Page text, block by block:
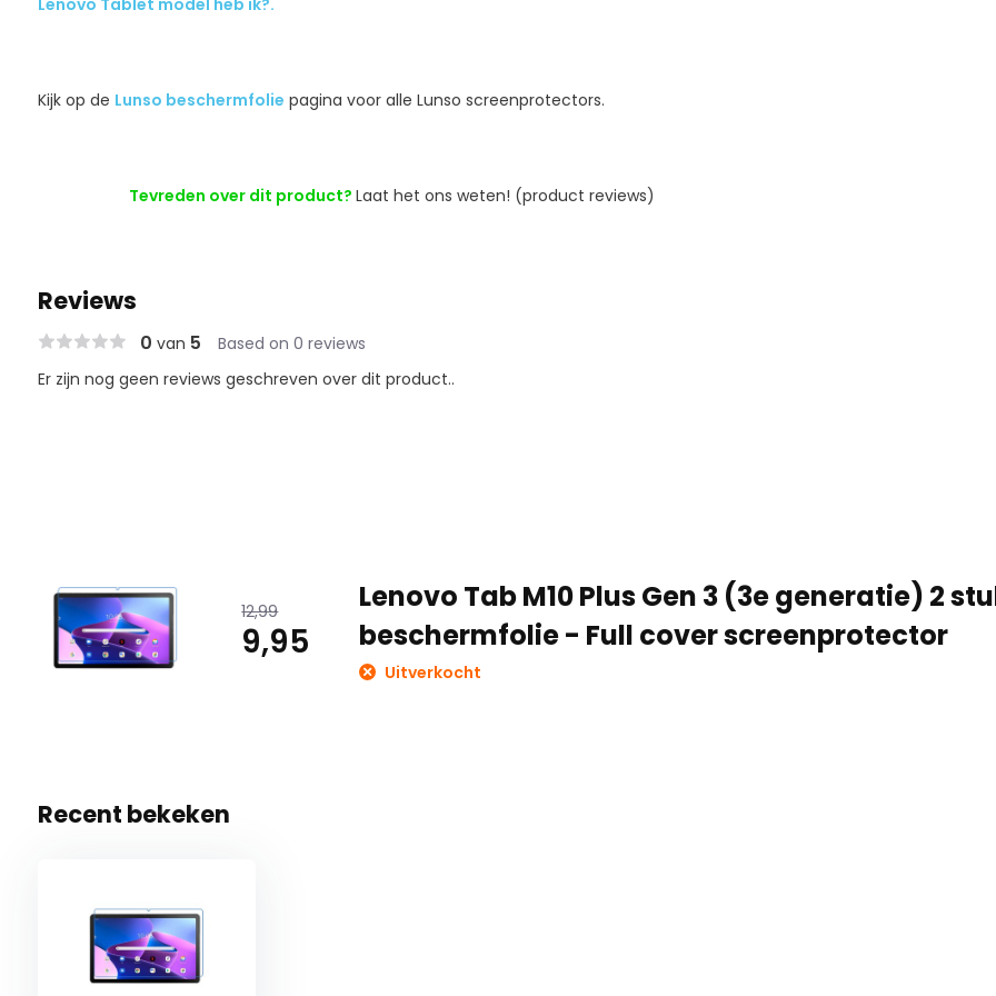
Lenovo Tablet model heb ik?.
Kijk op de Lunso beschermfolie pagina voor alle Lunso screenprotectors.
Tevreden over dit product?Laat het ons weten! (product reviews)
Reviews
0 van 5 Based on 0 reviews
Er zijn nog geen reviews geschreven over dit product..
12,99
9,95
Lenovo Tab M10 Plus Gen 3 (3e generatie) 2
beschermfolie - Full cover screenprotector
Uitverkocht
Recent bekeken